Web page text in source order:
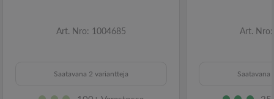
Art. Nro: 1004685
Saatavana 2 variantteja
Art.
Saatavana